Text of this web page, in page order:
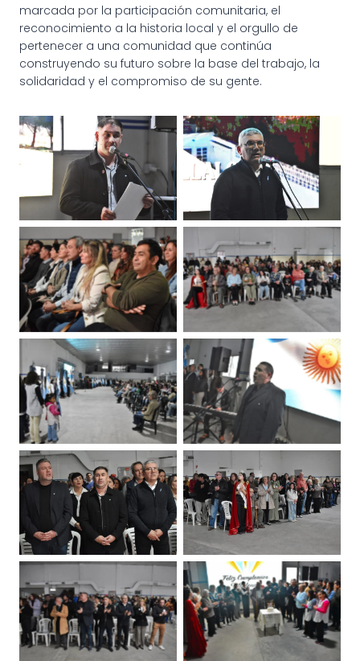
marcada por la participación comunitaria, el
reconocimiento a la historia local y el orgullo de
pertenecer a una comunidad que continúa
construyendo su futuro sobre la base del trabajo, la
solidaridad y el compromiso de su gente.